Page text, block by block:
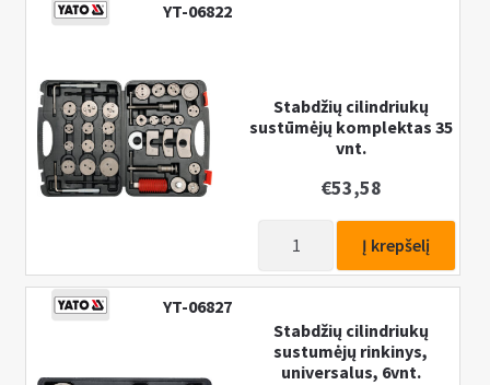
18
vnt.
YT-06822
Stabdžių cilindriukų
sustūmėjų komplektas 35
vnt.
€53,58
Stabdžių
sustūmėjų
komplektas
Į krepšelį
YT-06827
Stabdžių cilindriukų
sustumėjų rinkinys,
universalus, 6vnt.